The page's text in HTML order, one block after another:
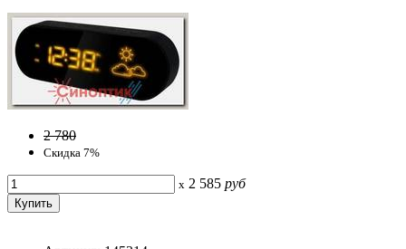
2 780
Скидка 7%
x 2 585 руб